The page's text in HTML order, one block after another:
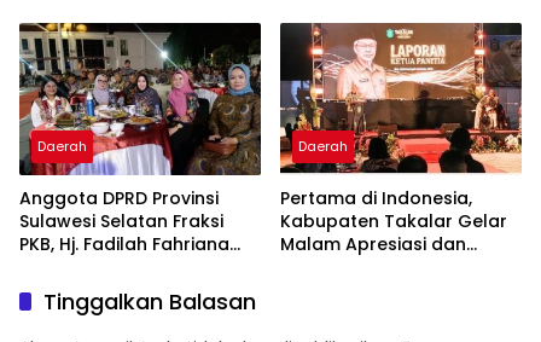
Pelayanan Kesehatan
Berkualitas
2026
Daerah
Anggota DPRD Provinsi
Sulawesi Selatan Fraksi
PKB, Hj. Fadilah Fahriana
Takalar Menyalakan
Lentera Pengabdian
Melalui Malam Apresiasi
Daerah
Pertama di Indonesia,
Kabupaten Takalar Gelar
Malam Apresiasi dan
Berprestasi
Tinggalkan Balasan